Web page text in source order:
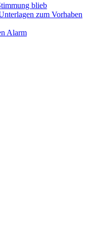
blieb
zum Vorhaben
Alarm